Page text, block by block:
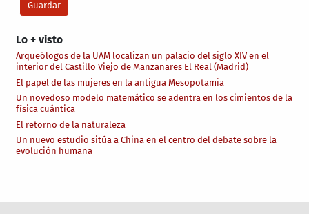
Lo + visto
Arqueólogos de la UAM localizan un palacio del siglo XIV en el
interior del Castillo Viejo de Manzanares El Real (Madrid)
El papel de las mujeres en la antigua Mesopotamia
Un novedoso modelo matemático se adentra en los cimientos de la
física cuántica
El retorno de la naturaleza
Un nuevo estudio sitúa a China en el centro del debate sobre la
evolución humana